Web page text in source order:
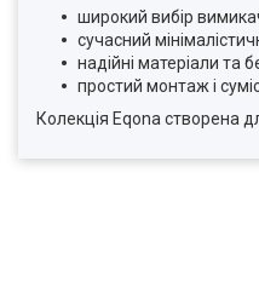
широкий вибір
сучасний
надійні матеріали та
простий монтаж і
Колекція Eqona створена